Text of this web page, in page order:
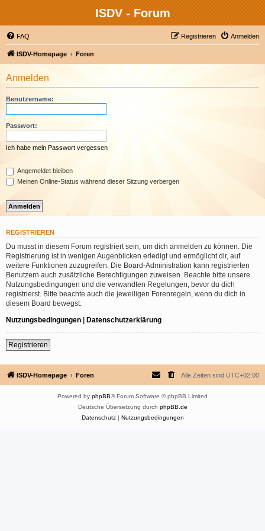
ISDV - Forum
FAQ Anmelden
Registrieren
ISDV-Homepage Foren
Anmelden
Benutzername:
Passwort:
Ich habe mein Passwort vergessen
Angemeldet bleiben
Meinen Online-Status während dieser Sitzung verbergen
REGISTRIEREN
Du musst in diesem Forum registriert sein, um dich anmelden zu können. Die
Registrierung ist in wenigen Augenblicken erledigt und ermöglicht dir, auf
weitere Funktionen zuzugreifen. Die Board-Administration kann registrierten
Benutzern auch zusätzliche Berechtigungen zuweisen. Beachte bitte unsere
Nutzungsbedingungen und die verwandten Regelungen, bevor du dich
registrierst. Bitte beachte auch die jeweiligen Forenregeln, wenn du dich in
diesem Board bewegst.
Nutzungsbedingungen | Datenschutzerklärung
Registrieren
ISDV-Homepage Foren Alle Zeiten sind UTC+02:00
Powered by phpBB® Forum Software © phpBB Limited
Deutsche Übersetzung durch phpBB.de
Datenschutz| Nutzungsbedingungen